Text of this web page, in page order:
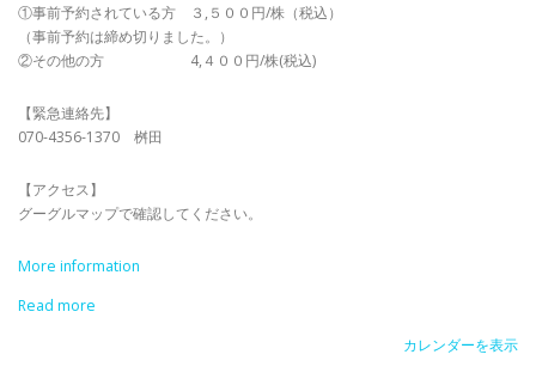
①事前予約されている方 ３,５００円/株（税込）
（事前予約は締め切りました。）
②その他の方 4,４００円/株(税込)
【緊急連絡先】
070-4356-1370 桝田
【アクセス】
グーグルマップで確認してください。
More information
Read more
カレンダーを表示